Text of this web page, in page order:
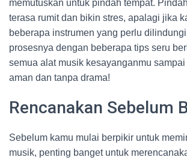
memutuskan untuk pindah tempat.
terasa rumit dan bikin stres, apalagi jika
beberapa instrumen yang perlu
prosesnya dengan beberapa tips seru
semua alat musik kesayanganmu
aman dan tanpa drama!
Rencanakan Sebelum
Sebelum kamu mulai berpikir untuk
musik, penting banget untuk